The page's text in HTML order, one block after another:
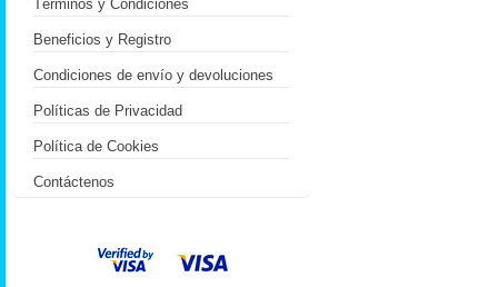
Términos y Condiciones
Beneficios y Registro
Condiciones de envío y devoluciones
Políticas de Privacidad
Política de Cookies
Contáctenos